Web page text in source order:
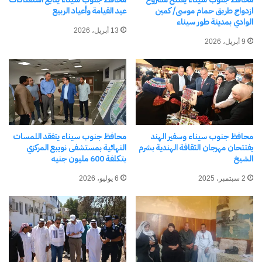
في "محافظات"
محافظ جنوب سيناء يشهد
احتفالية رأس السنة الهجرية
بمسجد المنشية الجامع بطور
في "محافظات"
اكتشاف المزيد من
اشترك للحصول على أحدث التدوينات المرسلة إلى بريدك
الإلكتروني.
كتابة بريدك الإلكتروني...
ازدواج طريق حمام موسى/ كمين
الوادي بمدينة طور سيناء
9 أبريل، 2026
عيد القيامة وأعياد الربيع
13 أبريل، 2026
محافظ جنوب سيناء وسفير الهند
يفتتحان مهرجان الثقافة الهندية بشرم
الشيخ
2 سبتمبر، 2025
محافظ جنوب سيناء يتفقد اللمسات
النهائية بمستشفى نويبع المركزي
بتكلفة 600 مليون جنيه
6 يوليو، 2026